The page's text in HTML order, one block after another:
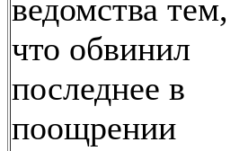
ведомства тем,
что обвинил
последнее в
поощрении